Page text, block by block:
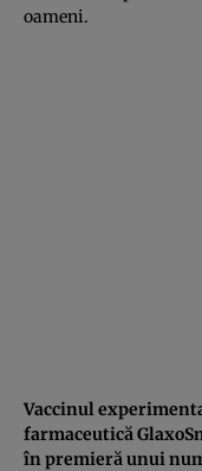
oameni.
Vaccinul
farmaceutică
în premieră unui